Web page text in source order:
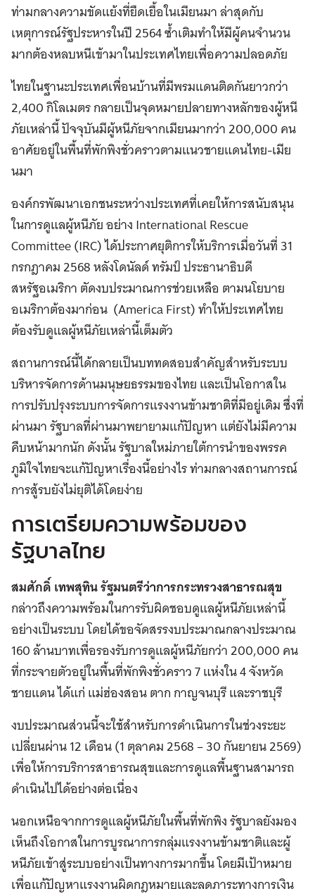
ท่ามกลางความขัดแย้งที่ยืดเยื้อในเมียนมา ล่าสุดกับ
เหตุการณ์รัฐประหารในปี 2564 ซ้ำเติมทำให้มีผู้คนจำนวน
มากต้องหลบหนีเข้ามาในประเทศไทยเพื่อความปลอดภัย
ไทยในฐานะประเทศเพื่อนบ้านที่มีพรมแดนติดกันยาวกว่า
2,400 กิโลเมตร กลายเป็นจุดหมายปลายทางหลักของผู้หนี
ภัยเหล่านี้ ปัจจุบันมีผู้หนีภัยจากเมียนมากว่า 200,000 คน
อาศัยอยู่ในพื้นที่พักพิงชั่วคราวตามแนวชายแดนไทย-เมีย
นมา
องค์กรพัฒนาเอกชนระหว่างประเทศที่เคยให้การสนับสนุน
ในการดูแลผู้หนีภัย อย่าง International Rescue
Committee (IRC) ได้ประกาศยุติการให้บริการเมื่อวันที่ 31
กรกฎาคม 2568 หลังโดนัลด์ ทรัมป์ ประธานาธิบดี
สหรัฐอเมริกา ตัดงบประมาณการช่วยเหลือ ตามนโยบาย
อเมริกาต้องมาก่อน (America First) ทำให้ประเทศไทย
ต้องรับดูแลผู้หนีภัยเหล่านี้เต็มตัว
สถานการณ์นี้ได้กลายเป็นบททดสอบสำคัญสำหรับระบบ
บริหารจัดการด้านมนุษยธรรมของไทย และเป็นโอกาสใน
การปรับปรุงระบบการจัดการแรงงานข้ามชาติที่มีอยู่เดิม ซึ่งที่
ผ่านมา รัฐบาลที่ผ่านมาพยายามแก้ปัญหา แต่ยังไม่มีความ
คืบหน้ามากนัก ดังนั้น รัฐบาลใหม่ภายใต้การนำของพรรค
ภูมิใจไทยจะแก้ปัญหาเรื่องนี้อย่างไร ท่ามกลางสถานการณ์
การสู้รบยังไม่ยุติได้โดยง่าย
การเตรียมความพร้อมของ
รัฐบาลไทย
สมศักดิ์ เทพสุทิน รัฐมนตรีว่าการกระทรวงสาธารณสุข
กล่าวถึงความพร้อมในการรับผิดชอบดูแลผู้หนีภัยเหล่านี้
อย่างเป็นระบบ โดยได้ขอจัดสรรงบประมาณกลางประมาณ
160 ล้านบาทเพื่อรองรับการดูแลผู้หนีภัยกว่า 200,000 คน
ที่กระจายตัวอยู่ในพื้นที่พักพิงชั่วคราว 7 แห่งใน 4 จังหวัด
ชายแดน ได้แก่ แม่ฮ่องสอน ตาก กาญจนบุรี และราชบุรี
งบประมาณส่วนนี้จะใช้สำหรับการดำเนินการในช่วงระยะ
เปลี่ยนผ่าน 12 เดือน (1 ตุลาคม 2568 – 30 กันยายน 2569)
เพื่อให้การบริการสาธารณสุขและการดูแลพื้นฐานสามารถ
ดำเนินไปได้อย่างต่อเนื่อง
นอกเหนือจากการดูแลผู้หนีภัยในพื้นที่พักพิง รัฐบาลยังมอง
เห็นถึงโอกาสในการบูรณาการกลุ่มแรงงานข้ามชาติและผู้
หนีภัยเข้าสู่ระบบอย่างเป็นทางการมากขึ้น โดยมีเป้าหมาย
เพื่อแก้ปัญหาแรงงานผิดกฎหมายและลดภาระทางการเงิน